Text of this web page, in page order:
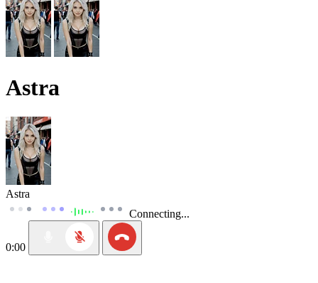
Astra
Astra
Connecting...
0:00